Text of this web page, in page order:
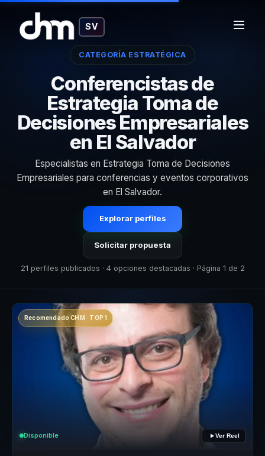
SV
CATEGORÍA ESTRATÉGICA
Conferencistas de
Estrategia Toma de
Decisiones Empresariales
en El Salvador
Especialistas en Estrategia Toma de Decisiones
Empresariales para conferencias y eventos corporativos
en El Salvador.
Explorar perfiles
Solicitar propuesta
21 perfiles publicados · 4 opciones destacadas · Página 1 de 2
Recomendado CHM · TOP 1
Disponible Ver Reel